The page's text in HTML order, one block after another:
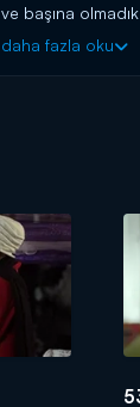
ve başına
Arda’nın neden
daha fazla oku